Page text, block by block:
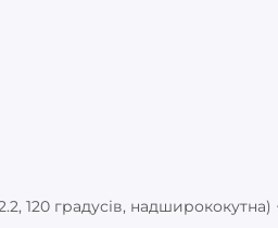
120 градусів,